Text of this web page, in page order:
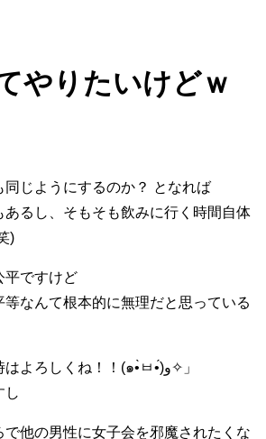
やりたいけどｗ
同じようにするのか？ となれば
あるし、そもそも飲みに行く時間自体
)
平ですけど
なんて根本的に無理だと思っている
「私が飲みに行く時はよろしくね！！(๑•̀ㅂ•́)و✧」
し
他の男性に女子会を邪魔されたくな